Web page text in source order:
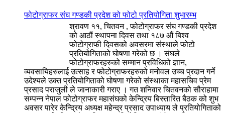
फोटोग्राफर संघ गण्डकी प्रदेश को फोटो प्रतियोगिता शुभारम्भ
श्रावण ११, चितवन , फोटोग्राफर संघ गण्डकी प्रदेश
को आठौं स्थापना दिवस तथा १८७ औं बिश्व
फोटोग्राफी दिवसको अवसरमा संस्थाले फोटो
प्रतियोगिताको घोषणा गरेको छ । संघले
फोटोग्राफरहरुको सम्मान प्रविधिको ज्ञान,
व्यवसायिहरुलाई उत्साह र फोटोग्राफरहरुको मनोवल उच्च प्रदान गर्ने
उदेश्यले उक्त प्रतियोगिताको घोषणा गरेको संस्थाका महासचिव प्रेम
प्रसाद पराजुली ले जानाकारी गराए । गत शनिवार चितवनको सौराहामा
सम्पन्न नेपाल फोटोग्राफर महासंघको केन्द्रिय बिस्तारित बैठक को शुभ
अवसर पारेर केन्द्रिय अध्यक्ष महेन्द्र प्रसाद उपाध्याय ले प्रतियोगिताको